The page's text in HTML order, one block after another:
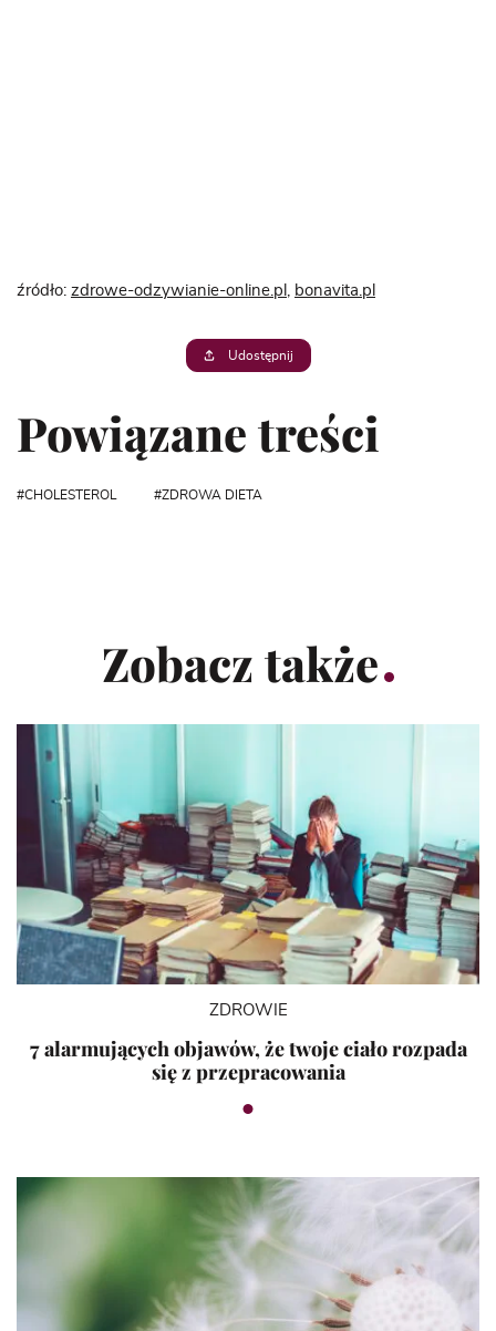
źródło: zdrowe-odzywianie-online.pl bonavita.pl
Udostępnij
Powiązane treści
CHOLESTEROL ZDROWA DIETA
Zobacz także
ZDROWIE
7 alarmujących objawów, że twoje ciało rozpada
się z przepracowania